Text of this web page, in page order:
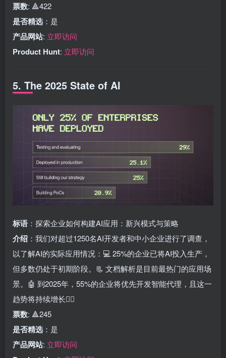
票数: 🔺422
是否精选 ：是
产品网站: 立即访问
Product Hunt: 立即访问
5. The 2025 State of AI
标语 ：探索企业如何构建AI应用：新兴模式与策略
介绍 ：我们对超过1250名AI开发者和中小企业进行了调查，
以了解AI的实际应用情况：💻 25%的企业已将AI投入生产，
但多数仍处于初期阶段。📃 文档解析是目前最热门的应用场
景。🤖 到2025年，55%的企业将优先开发智能代理，且这一
趋势将持续增长👇🏻
票数: 🔺245
是否精选 ：是
产品网站: 立即访问